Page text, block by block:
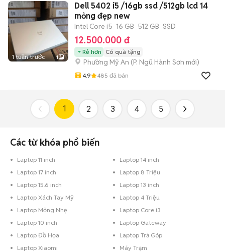
1 tuần trước 1
Dell 5402 i5 /16gb ssd /512gb lcd 14
mỏng đẹp new
Intel Core i5 16 GB 512 GB SSD
12.500.000 đ
Rẻ hơn Có quà tặng
Phường Mỹ An (P. Ngũ Hành Sơn mới)
4.9 485 đã bán
1 2 3 4 5
Các từ khóa phổ biến
Laptop 11 inch
Laptop 14 inch
Laptop 17 inch
Laptop 8 Triệu
Laptop 15.6 inch
Laptop 13 inch
Laptop Xách Tay Mỹ
Laptop 4 Triệu
Laptop Mỏng Nhẹ
Laptop Core i3
Laptop 10 inch
Laptop Gateway
Laptop Đồ Họa
Laptop Trả Góp
Laptop Xiaomi
Máy Trạm